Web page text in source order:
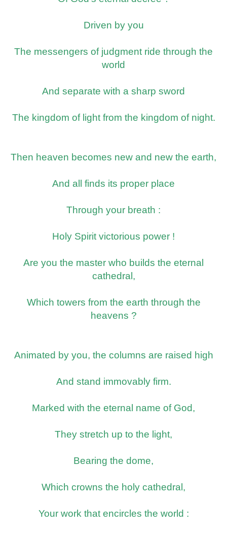
Driven by you
The messengers of judgment ride through the
world
And separate with a sharp sword
The kingdom of light from the kingdom of night.
Then heaven becomes new and new the earth,
And all finds its proper place
Through your breath :
Holy Spirit victorious power !
Are you the master who builds the eternal
cathedral,
Which towers from the earth through the
heavens ?
Animated by you, the columns are raised high
And stand immovably firm.
Marked with the eternal name of God,
They stretch up to the light,
Bearing the dome,
Which crowns the holy cathedral,
Your work that encircles the world :